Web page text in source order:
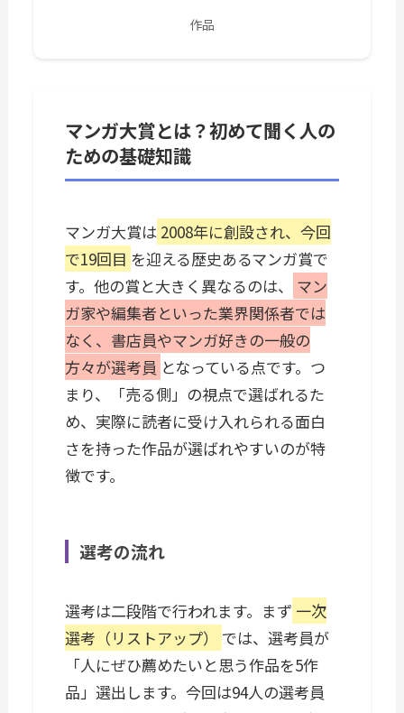
作品
マンガ大賞とは？初めて聞く人の
ための基礎知識
マンガ大賞は 2008年に創設され、今回
で19回目 を迎える歴史あるマンガ賞で
す。他の賞と大きく異なるのは、
マン
ガ家や編集者といった業界関係者では
なく、書店員やマンガ好きの一般の
方々が選考員 となっている点です。つ
まり、「売る側」の視点で選ばれるた
め、実際に読者に受け入れられる面白
さを持った作品が選ばれやすいのが特
徴です。
選考の流れ
選考は二段階で行われます。まず 一次
選考（リストアップ）
では、選考員が
「人にぜひ薦めたいと思う作品を5作
品」選出します。今回は94人の選考員